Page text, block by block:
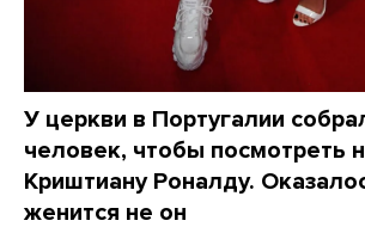
У церкви в Португалии
человек, чтобы посмотреть
Криштиану Роналду.
женится не он